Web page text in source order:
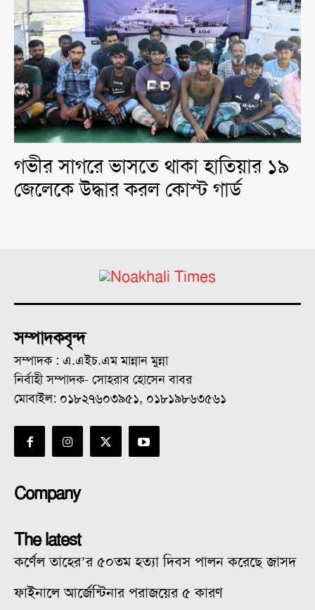
গভীর সাগরে ভাসতে থাকা হাতিয়ার ১৯
জেলেকে উদ্ধার করল কোস্ট গার্ড
সম্পাদকবৃন্দ
সম্পাদক : এ.এইচ.এম মান্নান মুন্না
নির্বাহী সম্পাদক- সোহরাব হোসেন বাবর
মোবাইল: ০১৮২৭৬০৩৯৫১, ০১৮১৯৮৬৩৫৬১
Company
The latest
কর্ণেল তাহের’র ৫০তম হত্যা দিবস পালন করেছে জাসদ
ফাইনালে আর্জেন্টিনার পরাজয়ের ৫ কারণ